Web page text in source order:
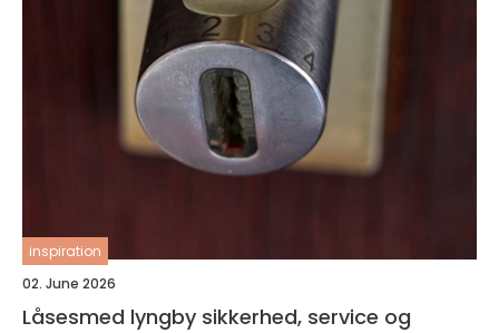
inspiration
02. June 2026
Låsesmed lyngby sikkerhed, service og